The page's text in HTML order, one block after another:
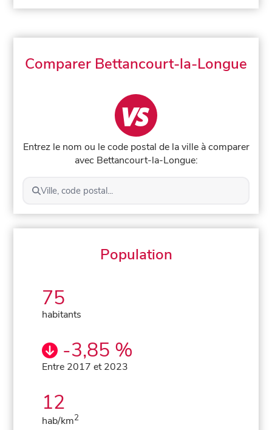
Comparer Bettancourt-la-Longue
Entrez le nom ou le code postal de la ville à comparer
avec Bettancourt-la-Longue:
Ville, code postal...
Population
75
habitants
-3,85 %
Entre 2017 et 2023
12
hab/km2